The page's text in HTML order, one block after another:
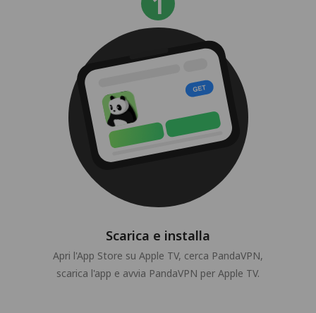
Scarica e installa
Apri l'App Store su Apple TV, cerca PandaVPN,
scarica l'app e avvia PandaVPN per Apple TV.